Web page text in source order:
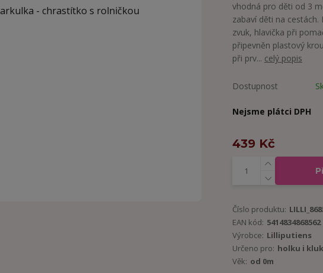
vhodná pro děti od 3
zabaví děti na
zvuk, hlavička při
připevněn plastový
při prv... celý popis
Dostupnost
Nejsme plátci DPH
439 Kč
Číslo produktu:
EAN kód: 5414834868562
Výrobce: Lilliputiens
Určeno pro: holku i
Věk: od 0m